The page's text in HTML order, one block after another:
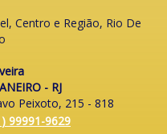
- RJ
Peixoto, 215 - 818
) 99991-9629